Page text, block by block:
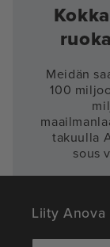
Meidän
100
takuulla
sous
Liity